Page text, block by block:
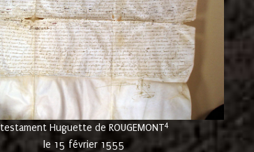
testament Huguette de ROUGEMONT4
le 15 février 1555